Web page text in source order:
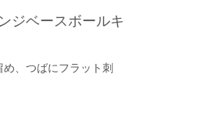
ジベースボールキ
、つばにフラット刺